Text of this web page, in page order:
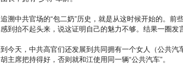
追溯中共官场的“包二奶”历史，就是从这时候开始的。
感到抬不起头来，说这证明自己的魅力不够。结果一圈发
到今天，中共高官们还发展到共同拥有一个女人（公共
胡主席把持得好，否则就和江使用同一辆“公共汽车”。